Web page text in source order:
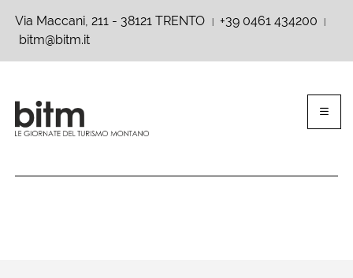
Via Maccani, 211 - 38121 TRENTO +39 0461 434200
bitm@bitm.it